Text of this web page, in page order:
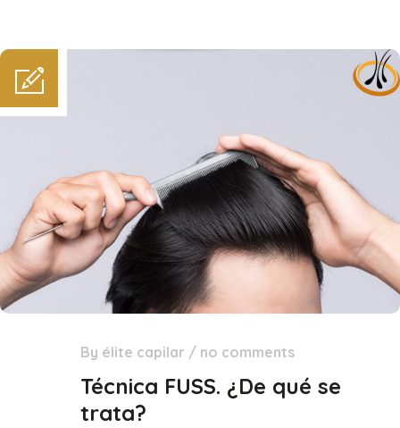
By élite capilar / no comments
Técnica FUSS. ¿De qué se
trata?